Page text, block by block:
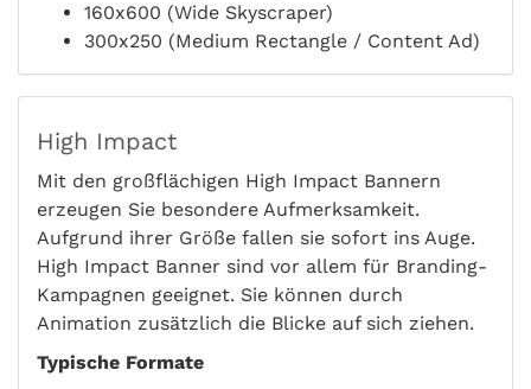
160x600 (Wide Skyscraper)
300x250 (Medium Rectangle / Content Ad)
High Impact
Mit den großflächigen High Impact Bannern
erzeugen Sie besondere Aufmerksamkeit.
Aufgrund ihrer Größe fallen sie sofort ins Auge.
High Impact Banner sind vor allem für Branding-
Kampagnen geeignet. Sie können durch
Animation zusätzlich die Blicke auf sich ziehen.
Typische Formate